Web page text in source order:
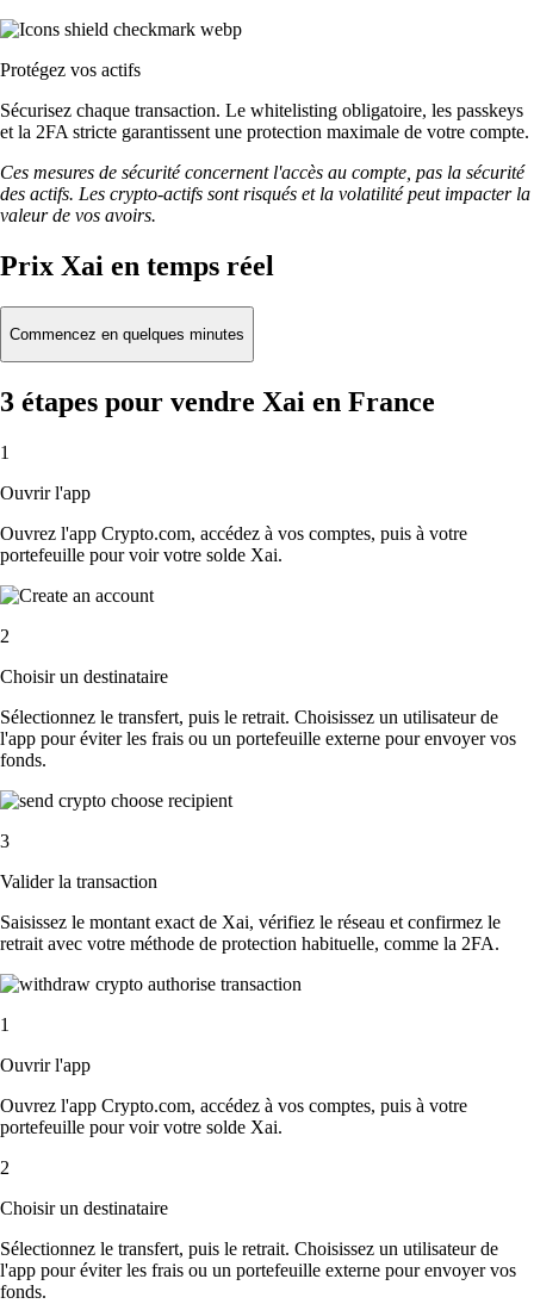
Protégez vos actifs
Sécurisez chaque transaction. Le whitelisting obligatoire, les passkeys
et la 2FA stricte garantissent une protection maximale de votre compte.
Ces mesures de sécurité concernent l'accès au compte, pas la sécurité
des actifs. Les crypto-actifs sont risqués et la volatilité peut impacter la
valeur de vos avoirs.
Prix Xai en temps réel
Commencez en quelques minutes
3 étapes pour vendre Xai en France
1
Ouvrir l'app
Ouvrez l'app Crypto.com, accédez à vos comptes, puis à votre
portefeuille pour voir votre solde Xai.
2
Choisir un destinataire
Sélectionnez le transfert, puis le retrait. Choisissez un utilisateur de
l'app pour éviter les frais ou un portefeuille externe pour envoyer vos
fonds.
3
Valider la transaction
Saisissez le montant exact de Xai, vérifiez le réseau et confirmez le
retrait avec votre méthode de protection habituelle, comme la 2FA.
1
Ouvrir l'app
Ouvrez l'app Crypto.com, accédez à vos comptes, puis à votre
portefeuille pour voir votre solde Xai.
2
Choisir un destinataire
Sélectionnez le transfert, puis le retrait. Choisissez un utilisateur de
l'app pour éviter les frais ou un portefeuille externe pour envoyer vos
fonds.